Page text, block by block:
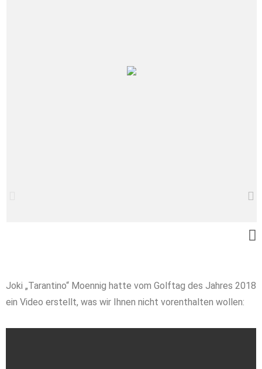
Joki „Tarantino“ Moennig hatte vom Golftag des Jahres 2018
ein Video erstellt, was wir Ihnen nicht vorenthalten wollen: